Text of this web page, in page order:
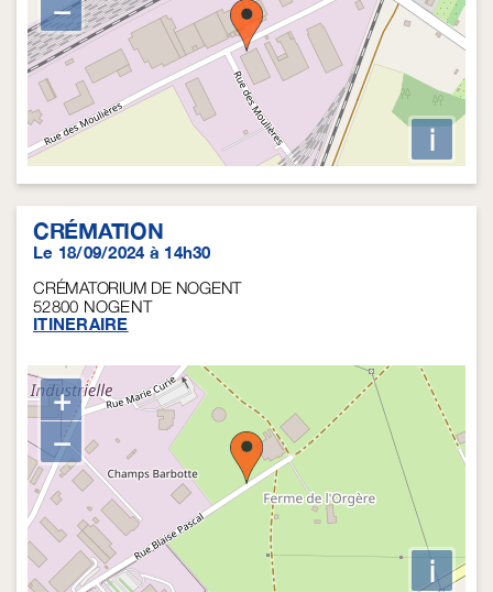
−
i
CRÉMATION
Le 18/09/2024 à 14h30
CRÉMATORIUM DE NOGENT
52800 NOGENT
ITINERAIRE
+
−
i